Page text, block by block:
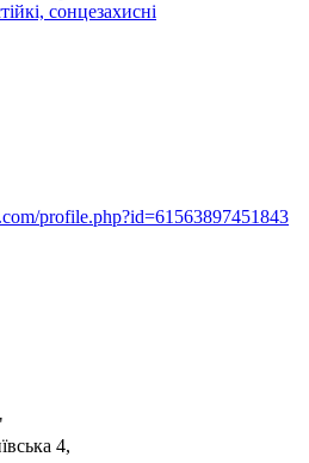
сонцезахисні
profile.php?id=61563897451843
4,